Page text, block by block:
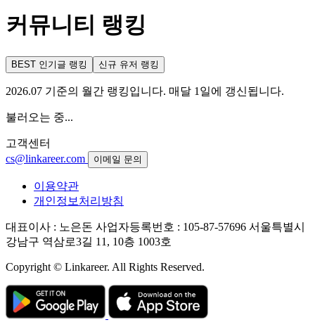
커뮤니티 랭킹
BEST 인기글 랭킹 신규 유저 랭킹
2026.07 기준의 월간 랭킹입니다. 매달 1일에 갱신됩니다.
불러오는 중...
고객센터
cs@linkareer.com
이메일 문의
이용약관
개인정보처리방침
대표이사 : 노은돈 사업자등록번호 : 105-87-57696 서울특별시
강남구 역삼로3길 11, 10층 1003호
Copyright © Linkareer. All Rights Reserved.